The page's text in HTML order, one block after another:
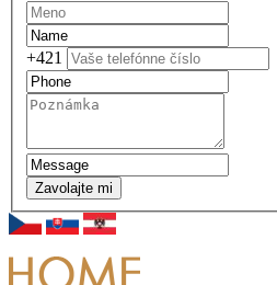
+421
Zavolajte mi